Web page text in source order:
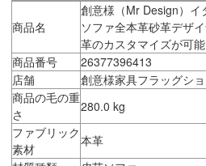
商品名
創意様（Mr Design）イ
ソファ全本革砂革デザ
革のカスタマイズが可能
商品番号
26377396413
店舗
創意様家具フラッグシ
商品の毛の重
さ
280.0 kg
ファブリック
素材
本革